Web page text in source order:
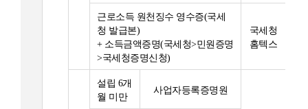
근로소득 원천징수 영수증(국세
청 발급본)
+ 소득금액증명(국세청>민원증명
>국세청증명신청)
국세청
홈텍스
설립 6개
월 미만
사업자등록증명원